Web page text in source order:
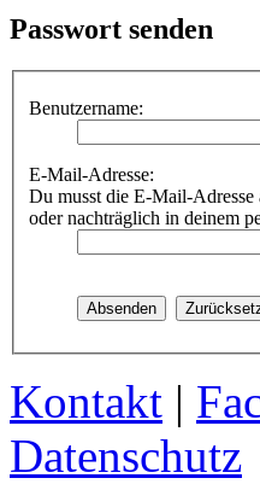
Passwort senden
Benutzername:
E-Mail-Adresse:
Du musst die E-Mail-Adresse
oder nachträglich in deinem
Kontakt |
Datenschutz